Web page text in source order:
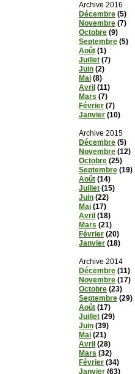
Archive 2016
Décembre (5)
Novembre (7)
Octobre (9)
Septembre (5)
Août (1)
Juillet (7)
Juin (2)
Mai (8)
Avril (11)
Mars (7)
Février (7)
Janvier (10)
Archive 2015
Décembre (5)
Novembre (12)
Octobre (25)
Septembre (19)
Août (14)
Juillet (15)
Juin (22)
Mai (17)
Avril (18)
Mars (21)
Février (20)
Janvier (18)
Archive 2014
Décembre (11)
Novembre (17)
Octobre (23)
Septembre (29)
Août (17)
Juillet (29)
Juin (39)
Mai (21)
Avril (28)
Mars (32)
Février (34)
Janvier (63)